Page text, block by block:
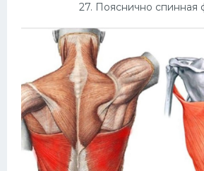
27. Пояснично спинная